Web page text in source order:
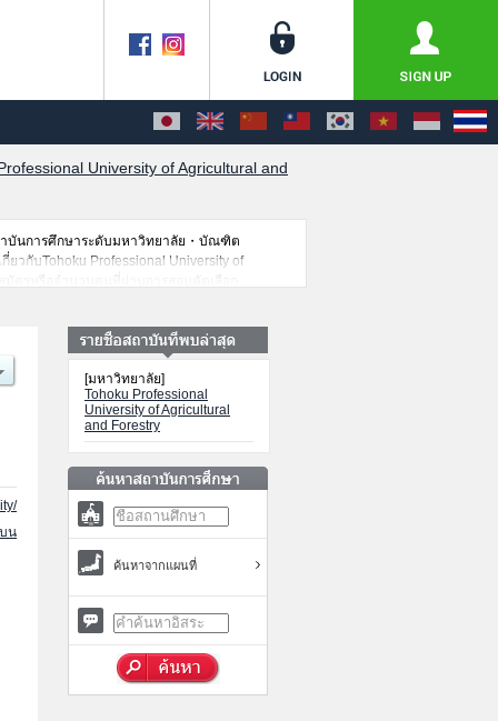
University of Agricultural and
ถาบันการศึกษาระดับมหาวิทยาลัย・บัณฑิต
วกับTohoku Professional University of
น
[มหาวิทยาลัย]
Tohoku Professional
University of Agricultural
and Forestry
ค้นหาจากแผนที่